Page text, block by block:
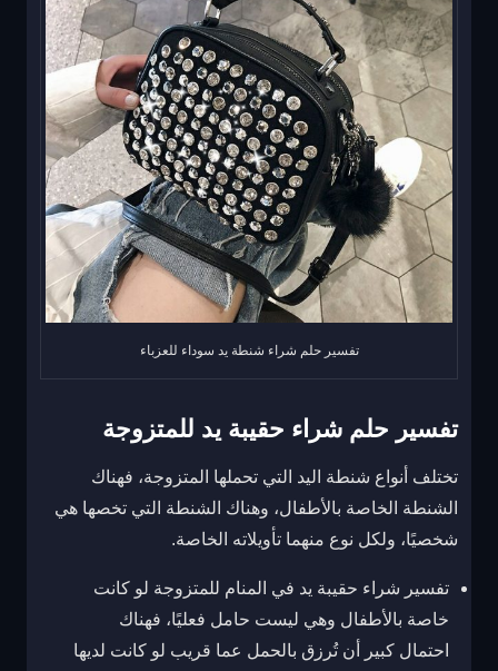
تفسير حلم شراء شنطة يد سوداء للعزباء
تفسير حلم شراء حقيبة يد للمتزوجة
تختلف أنواع شنطة اليد التي تحملها المتزوجة، فهناك
الشنطة الخاصة بالأطفال، وهناك الشنطة التي تخصها هي
شخصيًا، ولكل نوع منهما تأويلاته الخاصة.
تفسير شراء حقيبة يد في المنام للمتزوجة لو كانت
خاصة بالأطفال وهي ليست حامل فعليًا، فهناك
احتمال كبير أن تُرزق بالحمل عما قريب لو كانت لديها